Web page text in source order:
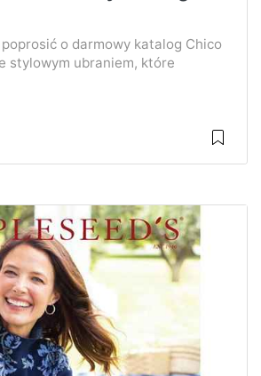
o darmowy katalog Chico
stylowym ubraniem, które